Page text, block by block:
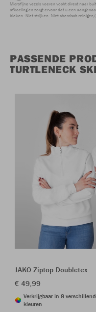
Microfijne vezels voeren vocht direct naar
afkoeling en zorgt ervoor dat u een
bleken Niet strijken Niet chemisch
PASSENDE
TURTLENECK
JAKO Ziptop Doubletex
€ 49,99
Verkrijgbaar in 8
kleuren